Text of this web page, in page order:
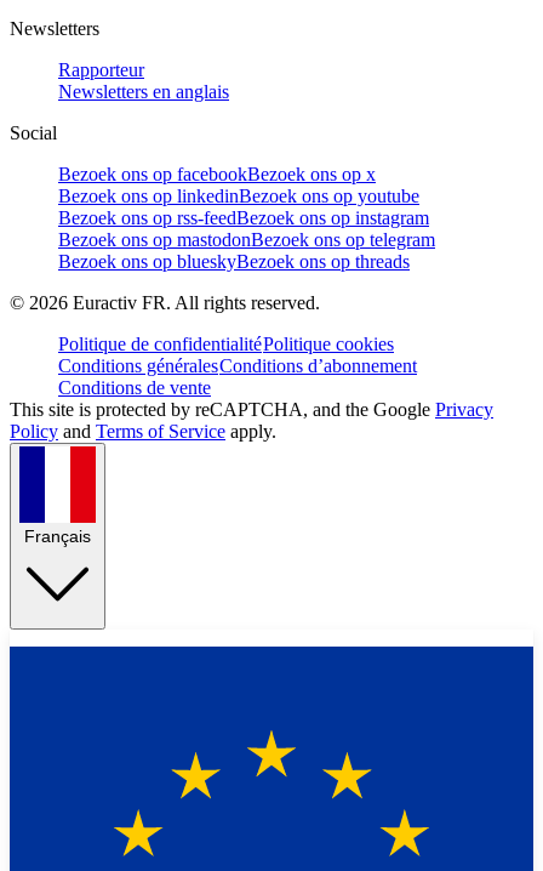
Newsletters
Rapporteur
Newsletters en anglais
Social
Bezoek ons op facebookBezoek ons op x
Bezoek ons op linkedinBezoek ons op youtube
Bezoek ons op rss-feedBezoek ons op instagram
Bezoek ons op mastodonBezoek ons op telegram
Bezoek ons op blueskyBezoek ons op threads
© 2026 Euractiv FR. All rights reserved.
Politique de confidentialitéPolitique cookies
Conditions généralesConditions d’abonnement
Conditions de vente
This site is protected by reCAPTCHA, and the Google Privacy
Policy and Terms of Service apply.
Français